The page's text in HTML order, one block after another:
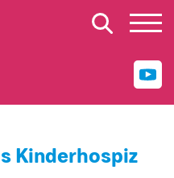
Kinderhospiz